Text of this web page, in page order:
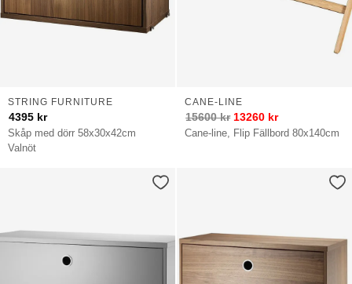
Skåp med dörr 58x30x42cm
Valnöt
STRING FURNITURE
4395 kr
Cane-line, Flip Fällbord 80x140cm
CANE-LINE
15600kr 13260 kr